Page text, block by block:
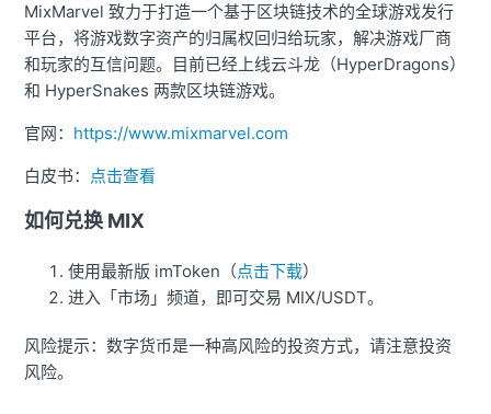
MixMarvel 致力于打造一个基于区块链技术的全球游戏发行
平台，将游戏数字资产的归属权回归给玩家，解决游戏厂商
和玩家的互信问题。目前已经上线云斗龙（HyperDragons）
和 HyperSnakes 两款区块链游戏。
官网： https://www.mixmarvel.com
白皮书： 点击查看
如何兑换 MIX
使用最新版 imToken（点击下载）
进入「市场」频道，即可交易 MIX/USDT。
风险提示：数字货币是一种高风险的投资方式，请注意投资
风险。